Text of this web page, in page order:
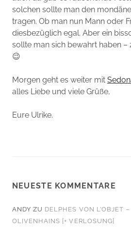
solchen sollte man den
tragen. Ob man nun Mann oder
diesbezüglich egal. Aber ein
sollte man sich bewahrt haben –
😉
Morgen geht es weiter mit
alles Liebe und viele Grüße,
Eure Ulrike.
NEUESTE KOMMENTARE
ANDY ZU DELPHES VON L’OBJET
OLIVENHAINS [+ VERLOSUNG]